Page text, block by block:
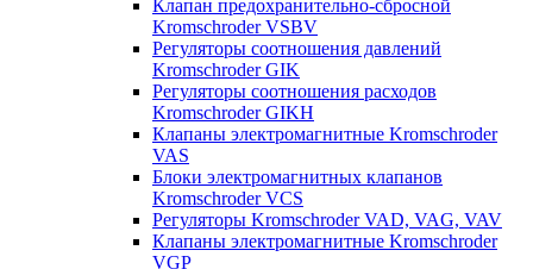
Клапан предохранительно-сбросной
Kromschroder VSBV
Регуляторы соотношения давлений
Kromschroder GIK
Регуляторы соотношения расходов
Kromschroder GIKH
Клапаны электромагнитные Kromschroder
VAS
Блоки электромагнитных клапанов
Kromschroder VCS
Регуляторы Kromschroder VAD, VAG, VAV
Клапаны электромагнитные Kromschroder
VGP